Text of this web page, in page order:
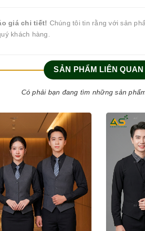
giá chi tiết! Chúng tôi tin rằng với sản
khách hàng.
SẢN PHẨM LIÊN QUAN
Có phải bạn đang tìm những sản